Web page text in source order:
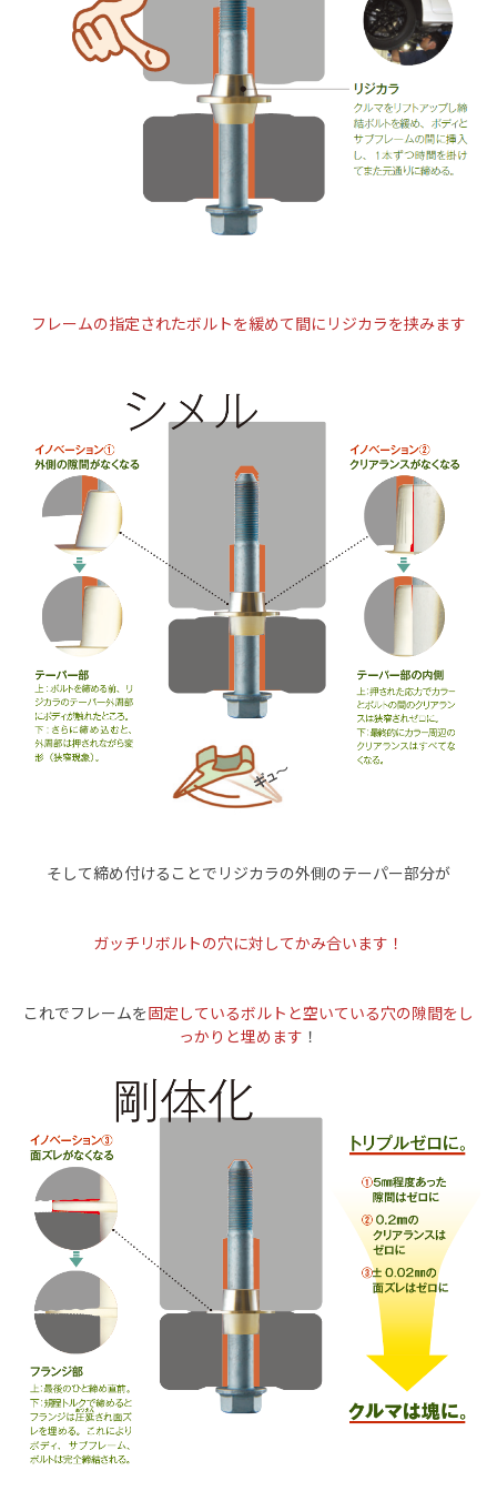
フレームの指定されたボルトを緩めて間にリジカラを挟みます
そして締め付けることでリジカラの外側のテーパー部分が
ガッチリボルトの穴に対してかみ合います！
これでフレームを固定しているボルトと空いている穴の隙間をし
っかりと埋めます ！